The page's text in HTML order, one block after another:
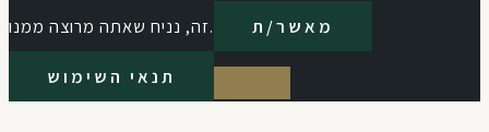
זה, נניח שאתה מרוצה ממנו.
מאשר/ת
תנאי השימוש